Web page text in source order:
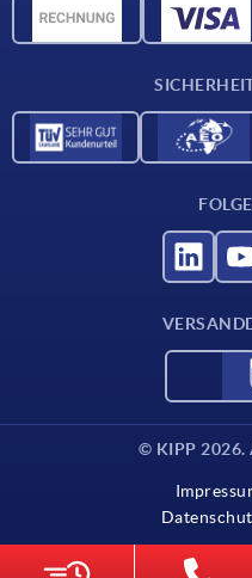
Werkstoffübersicht
© KIPP 2026.